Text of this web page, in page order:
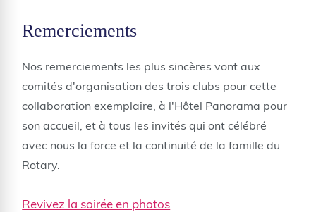
Remerciements
Nos remerciements les plus sincères vont aux
comités d'organisation des trois clubs pour cette
collaboration exemplaire, à l'Hôtel Panorama pour
son accueil, et à tous les invités qui ont célébré
avec nous la force et la continuité de la famille du
Rotary.
Revivez la soirée en photos